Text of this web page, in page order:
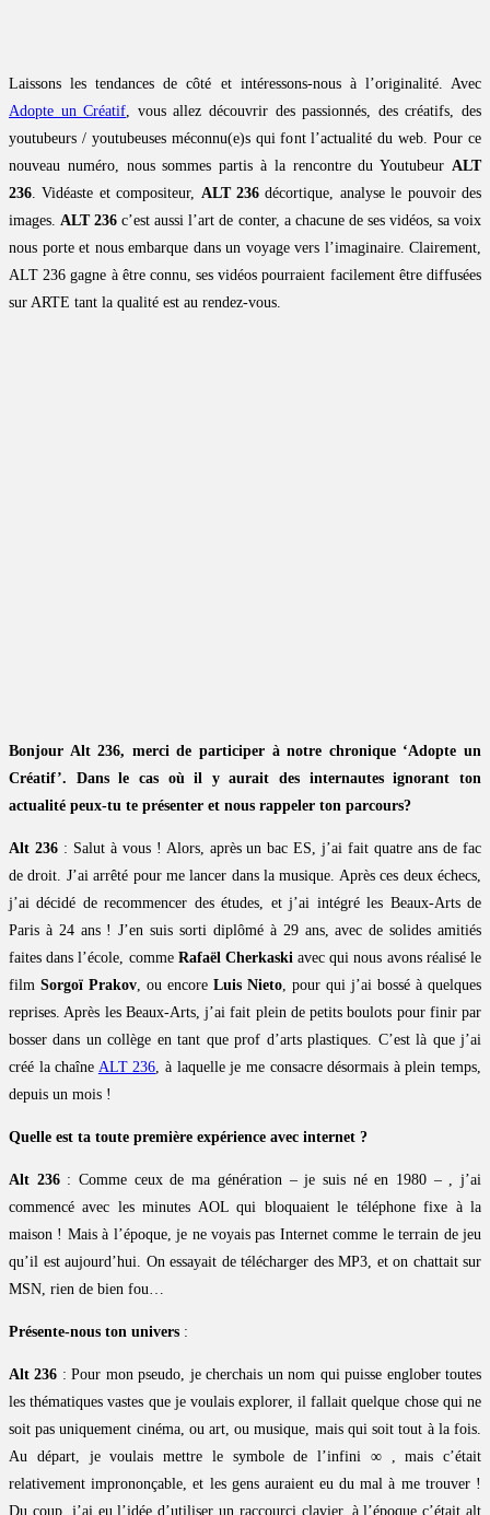
Laissons les tendances de côté et intéressons-nous à l’originalité. Avec
Adopte un Créatif, vous allez découvrir des passionnés, des créatifs, des
youtubeurs / youtubeuses méconnu(e)s qui font l’actualité du web. Pour ce
nouveau numéro, nous sommes partis à la rencontre du Youtubeur ALT
236. Vidéaste et compositeur, ALT 236 décortique, analyse le pouvoir des
images.ALT 236 c’est aussi l’art de conter, a chacune de ses vidéos, sa voix
nous porte et nous embarque dans un voyage vers l’imaginaire. Clairement,
ALT 236 gagne à être connu, ses vidéos pourraient facilement être diffusées
sur ARTE tant la qualité est au rendez-vous.
Bonjour Alt 236, merci de participer à notre chronique ‘Adopte un
Créatif’. Dans le cas où il y aurait des internautes ignorant ton
actualité peux-tu te présenter et nous rappeler ton parcours?
Alt 236: Salut à vous ! Alors, après un bac ES, j’ai fait quatre ans de fac
de droit. J’ai arrêté pour me lancer dans la musique. Après ces deux échecs,
j’ai décidé de recommencer des études, et j’ai intégré les Beaux-Arts de
Paris à 24 ans ! J’en suis sorti diplômé à 29 ans, avec de solides amitiés
faites dans l’école, comme Rafaël Cherkaskiavec qui nous avons réalisé le
film Sorgoï Prakov, ou encore Luis Nieto, pour qui j’ai bossé à quelques
reprises. Après les Beaux-Arts, j’ai fait plein de petits boulots pour finir par
bosser dans un collège en tant que prof d’arts plastiques. C’est là que j’ai
créé la chaîne ALT 236, à laquelle je me consacre désormais à plein temps,
depuis un mois !
Quelle est ta toute première expérience avec internet ?
Alt 236: Comme ceux de ma génération – je suis né en 1980 – , j’ai
commencé avec les minutes AOL qui bloquaient le téléphone fixe à la
maison ! Mais à l’époque, je ne voyais pas Internet comme le terrain de jeu
qu’il est aujourd’hui. On essayait de télécharger des MP3, et on chattait sur
MSN, rien de bien fou…
Présente-nous ton univers :
Alt 236 : Pour mon pseudo, je cherchais un nom qui puisse englober toutes
les thématiques vastes que je voulais explorer, il fallait quelque chose qui ne
soit pas uniquement cinéma, ou art, ou musique, mais qui soit tout à la fois.
Au départ, je voulais mettre le symbole de l’infini ∞ , mais c’était
relativement imprononçable, et les gens auraient eu du mal à me trouver !
Du coup, j’ai eu l’idée d’utiliser un raccourci clavier, à l’époque c’était alt